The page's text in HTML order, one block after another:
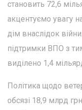
становить 72,6
акцентуємо увагу
дім внаслідок
підтримки ВПО з
виділено 1,4
Політика щодо
обсязі 18,9 млрд